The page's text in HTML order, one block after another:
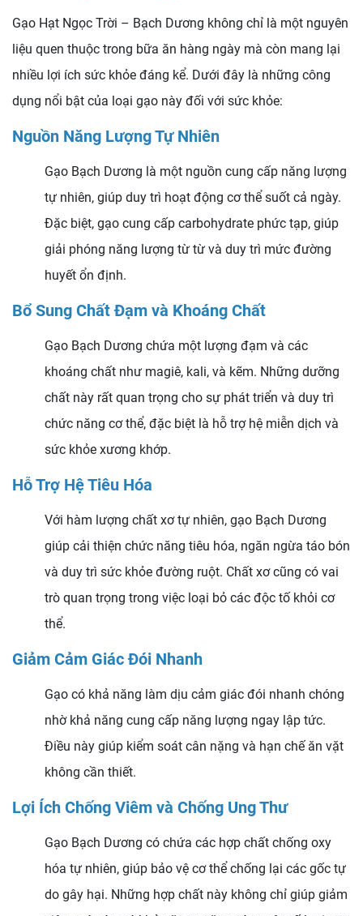
Gạo Hạt Ngọc Trời – Bạch Dương không chỉ là một nguyên
liệu quen thuộc trong bữa ăn hàng ngày mà còn mang lại
nhiều lợi ích sức khỏe đáng kể. Dưới đây là những công
dụng nổi bật của loại gạo này đối với sức khỏe:
Nguồn Năng Lượng Tự Nhiên
Gạo Bạch Dương là một nguồn cung cấp năng lượng
tự nhiên, giúp duy trì hoạt động cơ thể suốt cả ngày.
Đặc biệt, gạo cung cấp carbohydrate phức tạp, giúp
giải phóng năng lượng từ từ và duy trì mức đường
huyết ổn định.
Bổ Sung Chất Đạm và Khoáng Chất
Gạo Bạch Dương chứa một lượng đạm và các
khoáng chất như magiê, kali, và kẽm. Những dưỡng
chất này rất quan trọng cho sự phát triển và duy trì
chức năng cơ thể, đặc biệt là hỗ trợ hệ miễn dịch và
sức khỏe xương khớp.
Hỗ Trợ Hệ Tiêu Hóa
Với hàm lượng chất xơ tự nhiên, gạo Bạch Dương
giúp cải thiện chức năng tiêu hóa, ngăn ngừa táo bón
và duy trì sức khỏe đường ruột. Chất xơ cũng có vai
trò quan trọng trong việc loại bỏ các độc tố khỏi cơ
thể.
Giảm Cảm Giác Đói Nhanh
Gạo có khả năng làm dịu cảm giác đói nhanh chóng
nhờ khả năng cung cấp năng lượng ngay lập tức.
Điều này giúp kiểm soát cân nặng và hạn chế ăn vặt
không cần thiết.
Lợi Ích Chống Viêm và Chống Ung Thư
Gạo Bạch Dương có chứa các hợp chất chống oxy
hóa tự nhiên, giúp bảo vệ cơ thể chống lại các gốc tự
do gây hại. Những hợp chất này không chỉ giúp giảm